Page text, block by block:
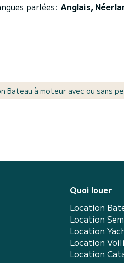
parlées: Anglais,
Bateau à moteur avec ou sans
Quoi louer
Location
Location
Location
Location
Location